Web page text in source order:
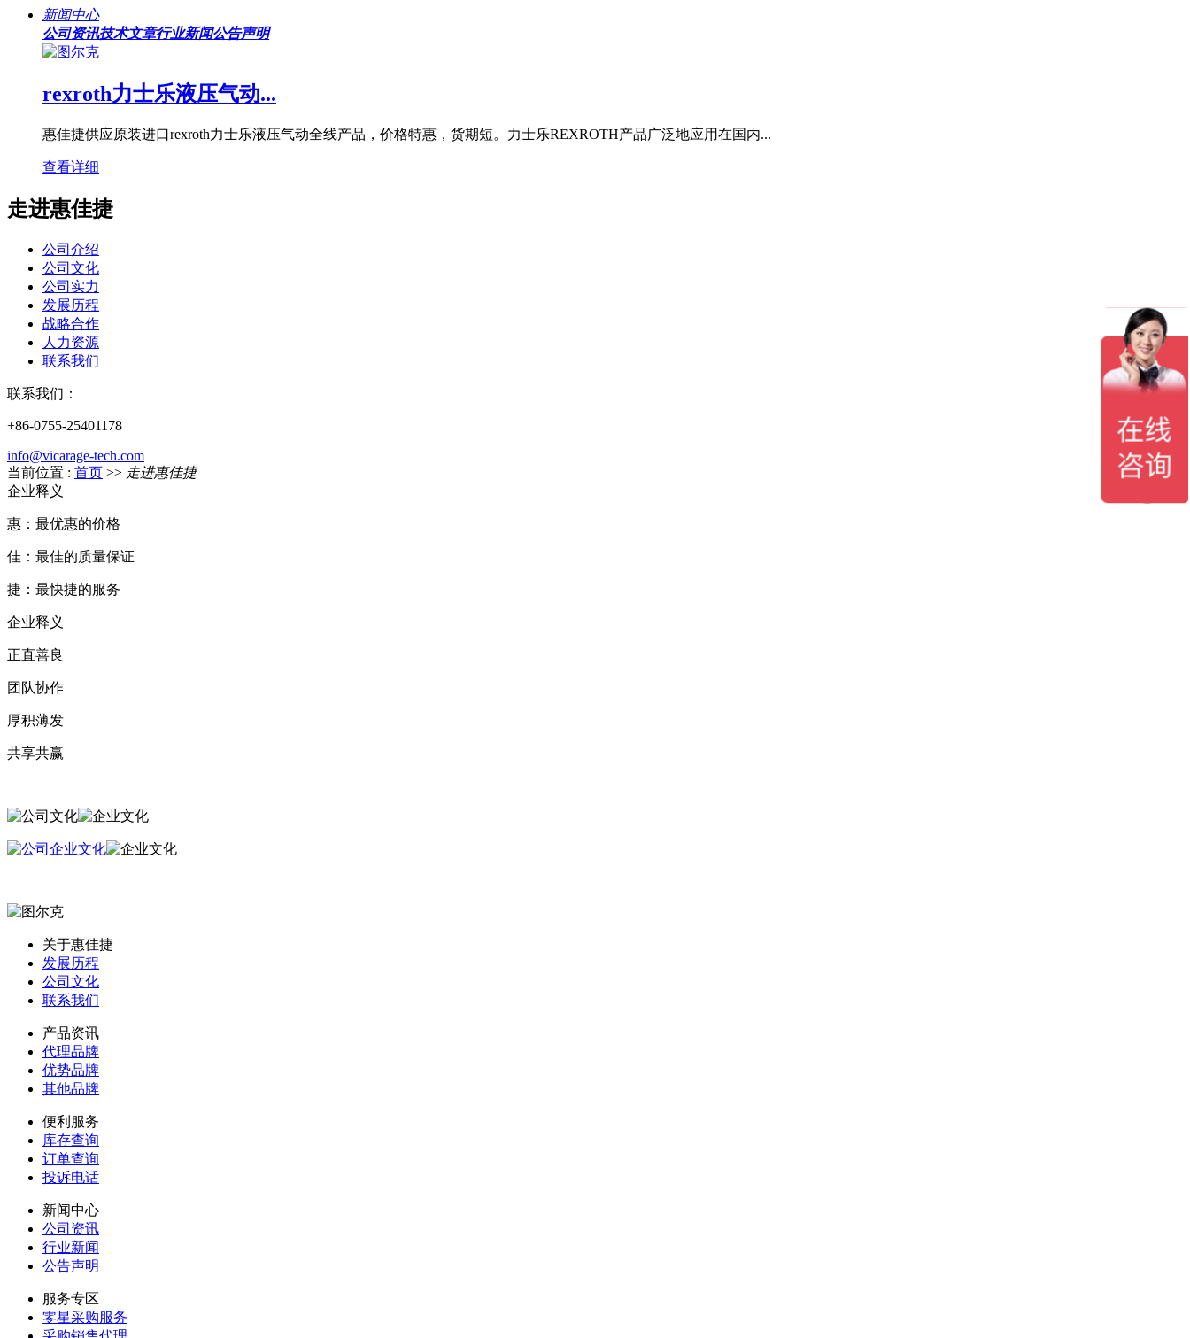
新闻中心
公司资讯技术文章行业新闻公告声明
rexroth力士乐液压气动...
惠佳捷供应原装进口rexroth力士乐液压气动全线产品，价格特惠，货期短。力士乐REXROTH产品广泛地应用在国内...
查看详细
走进惠佳捷
公司介绍
公司文化
公司实力
发展历程
战略合作
人力资源
联系我们
联系我们：
+86-0755-25401178
info@vicarage-tech.com
当前位置 : 首页 >> 走进惠佳捷
企业释义
惠：最优惠的价格
佳：最佳的质量保证
捷：最快捷的服务
企业释义
正直善良
团队协作
厚积薄发
共享共赢
关于惠佳捷
发展历程
公司文化
联系我们
产品资讯
代理品牌
优势品牌
其他品牌
便利服务
库存查询
订单查询
投诉电话
新闻中心
公司资讯
行业新闻
公告声明
服务专区
零星采购服务